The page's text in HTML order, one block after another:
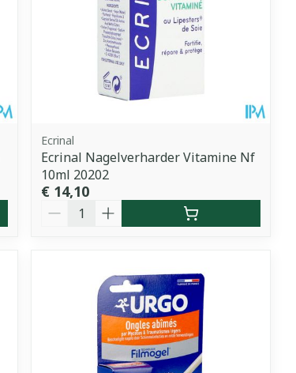
Ecrinal
Ecrinal Nagelverharder Vitamine Nf
10ml 20202
€ 14,10
Aantal